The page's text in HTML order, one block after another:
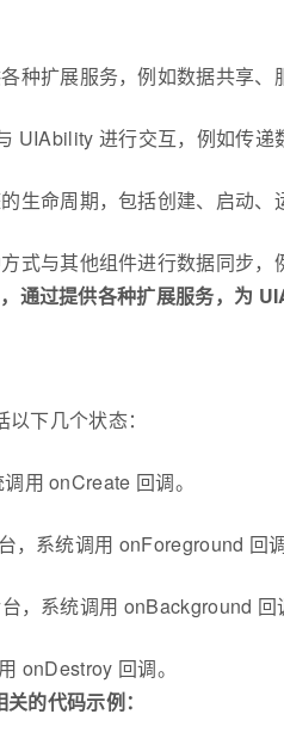
种扩展服务，例如数据共享、
UIAbility 进行交互，例如传递
生命周期，包括创建、启动
式与其他组件进行数据同步
过提供各种扩展服务，为
下几个状态：
用 onCreate 回调。
系统调用 onForeground 回调
，系统调用 onBackground 回
onDestroy 回调。
的代码示例：